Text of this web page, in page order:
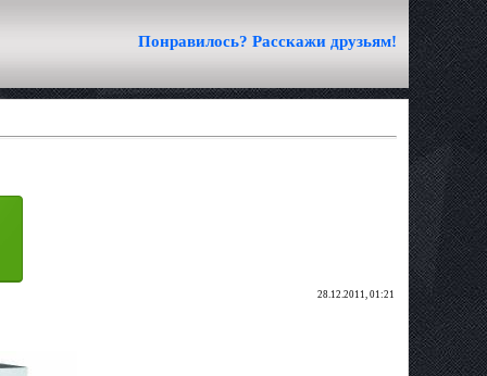
Понравилось? Расскажи друзьям!
28.12.2011, 01:21